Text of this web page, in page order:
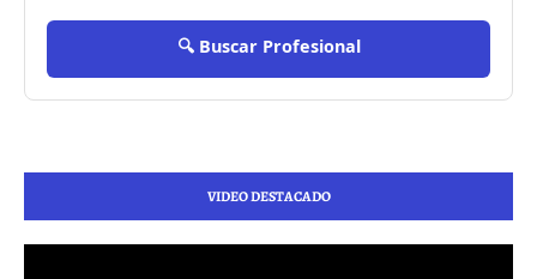
🔍 Buscar Profesional
VIDEO DESTACADO